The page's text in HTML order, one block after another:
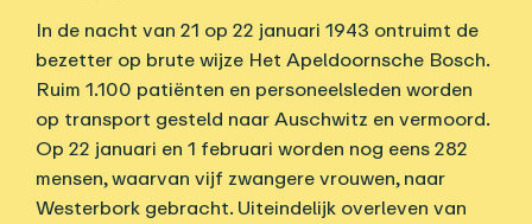
In de nacht van 21 op 22 januari 1943 ontruimt de
bezetter op brute wijze Het Apeldoornsche Bosch.
Ruim 1.100 patiënten en personeelsleden worden
op transport gesteld naar Auschwitz en vermoord.
Op 22 januari en 1 februari worden nog eens 282
mensen, waarvan vijf zwangere vrouwen, naar
Westerbork gebracht. Uiteindelijk overleven van